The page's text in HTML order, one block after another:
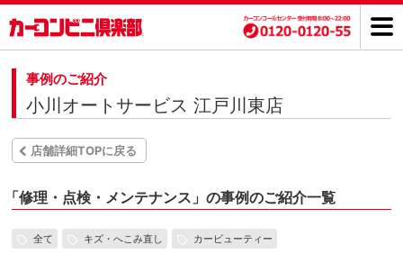
事例のご紹介
小川オートサービス 江戸川東店
店舗詳細TOPに戻る
「修理・点検・メンテナンス」の事例のご紹介一覧
全て キズ・へこみ直し カービューティー